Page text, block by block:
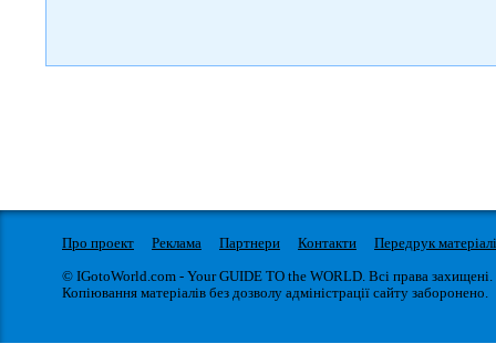
Про проект Реклама Партнери Контакти
Передрук
© IGotoWorld.com - Your GUIDE TO the WORLD. Всі права захищені.
Копіювання матеріалів без дозволу адміністрації сайту заборонено.